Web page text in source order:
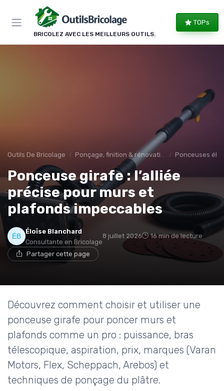
BRICOLEZ AVEC LES MEILLEURS OUTILS.
TOPs
Outils De Bricolage Ponçage, finition & rénovation Ponceuses
Ponceuse girafe : l’alliée
précise pour murs et
plafonds impeccables
Éloïse Blanchard
Consultante en Bricolage
8 juillet 2026 16 min de lecture
Partager cette page
Découvrez comment choisir et utiliser une
ponceuse girafe pour poncer murs et
plafonds comme un pro : puissance, bras
télescopique, aspiration, prix, marques (Varan
Motors, Flex, Scheppach, Arebos) et
techniques de ponçage du plâtre.
Panneau de gestion des cookies